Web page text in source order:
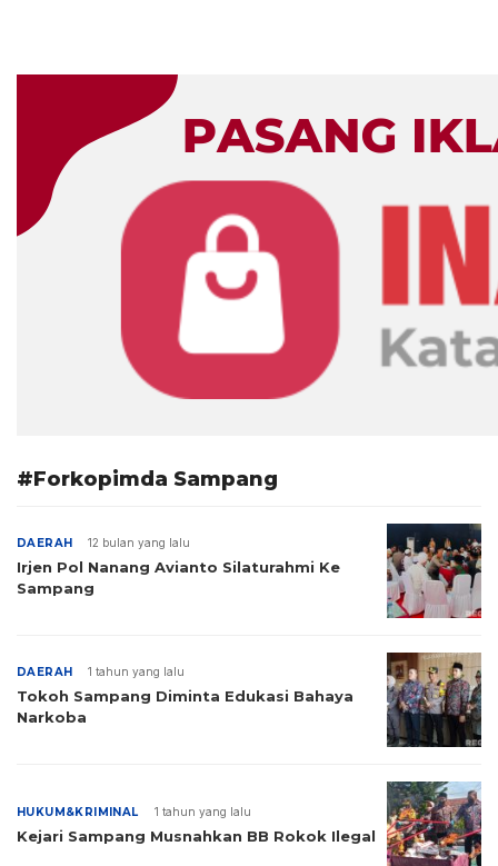
#Forkopimda Sampang
DAERAH 12 bulan yang lalu
Irjen Pol Nanang Avianto Silaturahmi Ke
Sampang
DAERAH 1 tahun yang lalu
Tokoh Sampang Diminta Edukasi Bahaya
Narkoba
HUKUM&KRIMINAL 1 tahun yang lalu
Kejari Sampang Musnahkan BB Rokok Ilegal